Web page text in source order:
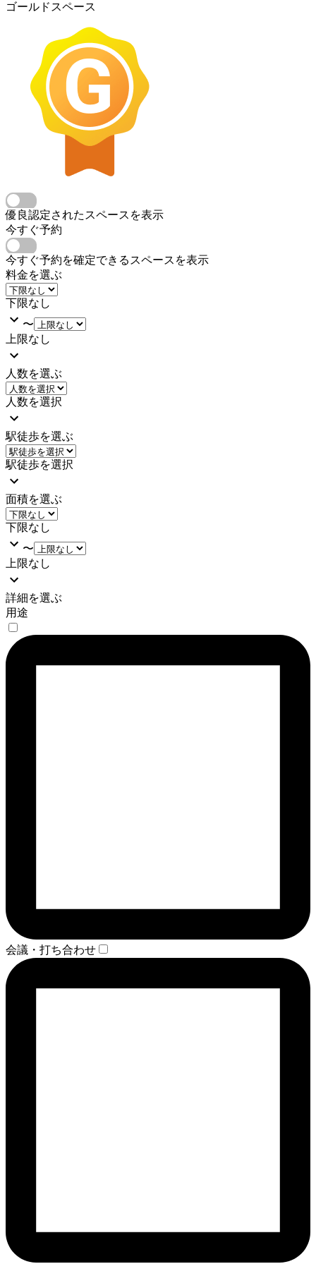
ゴールドスペース
優良認定されたスペースを表示
今すぐ予約
今すぐ予約を確定できるスペースを表示
料金を選ぶ
下限なし
〜
上限なし
人数を選ぶ
人数を選択
駅徒歩を選ぶ
駅徒歩を選択
面積を選ぶ
下限なし
〜
上限なし
詳細を選ぶ
用途
会議・打ち合わせ